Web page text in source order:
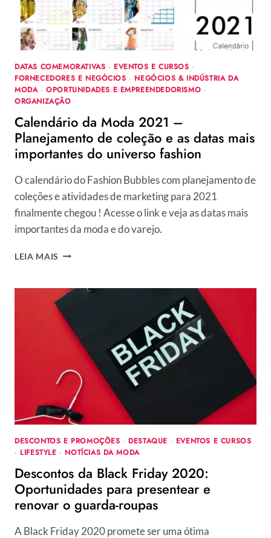
A
FLORESTA
BRASILEIRA
DATAS COMEMORATIVAS · EVENTOS E CURSOS ·
FORNECEDORES E NEGÓCIOS · NEGÓCIOS & INDÚSTRIA DA
MODA·OPORTUNIDADES E EMPREENDEDORISMO ·
ORGANIZAÇÃO
Calendário da Moda 2021 –
Planejamento de coleção e as datas mais
importantes do universo fashion
O calendário do Fashion Bubbles com planejamento de
coleções e atividades de marketing para 2021
finalmente chegou ! Acesse o link e veja as datas mais
importantes da moda e do varejo.
LEIA MAIS CALENDÁRIO
2021
PLANEJAMENTO
DE
COLEÇÃO
AS
DATAS
MAIS
IMPORTANTES
DO
FASHION
DESCONTOS E PROMOÇÕES · DESTAQUE · EVENTOS E CURSOS
· LIFESTYLE · NOTÍCIAS DA MODA
Descontos da Black Friday 2020:
Oportunidades para presentear e
renovar o guarda-roupas
A Black Friday 2020 promete ser uma ótima